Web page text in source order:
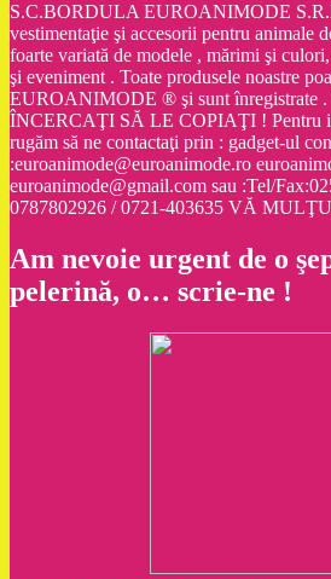
S.C.BORDULA EUROANIMODE
vestimentaţie şi accesorii pentru animale
foarte variată de modele , mărimi şi
şi eveniment . Toate produsele noastre
EUROANIMODE ® şi sunt înregistrate
ÎNCERCAŢI SĂ LE COPIAŢI ! Pentru
rugăm să ne contactaţi prin : gadget-ul
:euroanimode@euroanimode.ro
euroanimode@gmail.com sau :Tel/
0787802926 / 0721-403635 VĂ
Am nevoie urgent de o
pelerină, o… scrie-ne !